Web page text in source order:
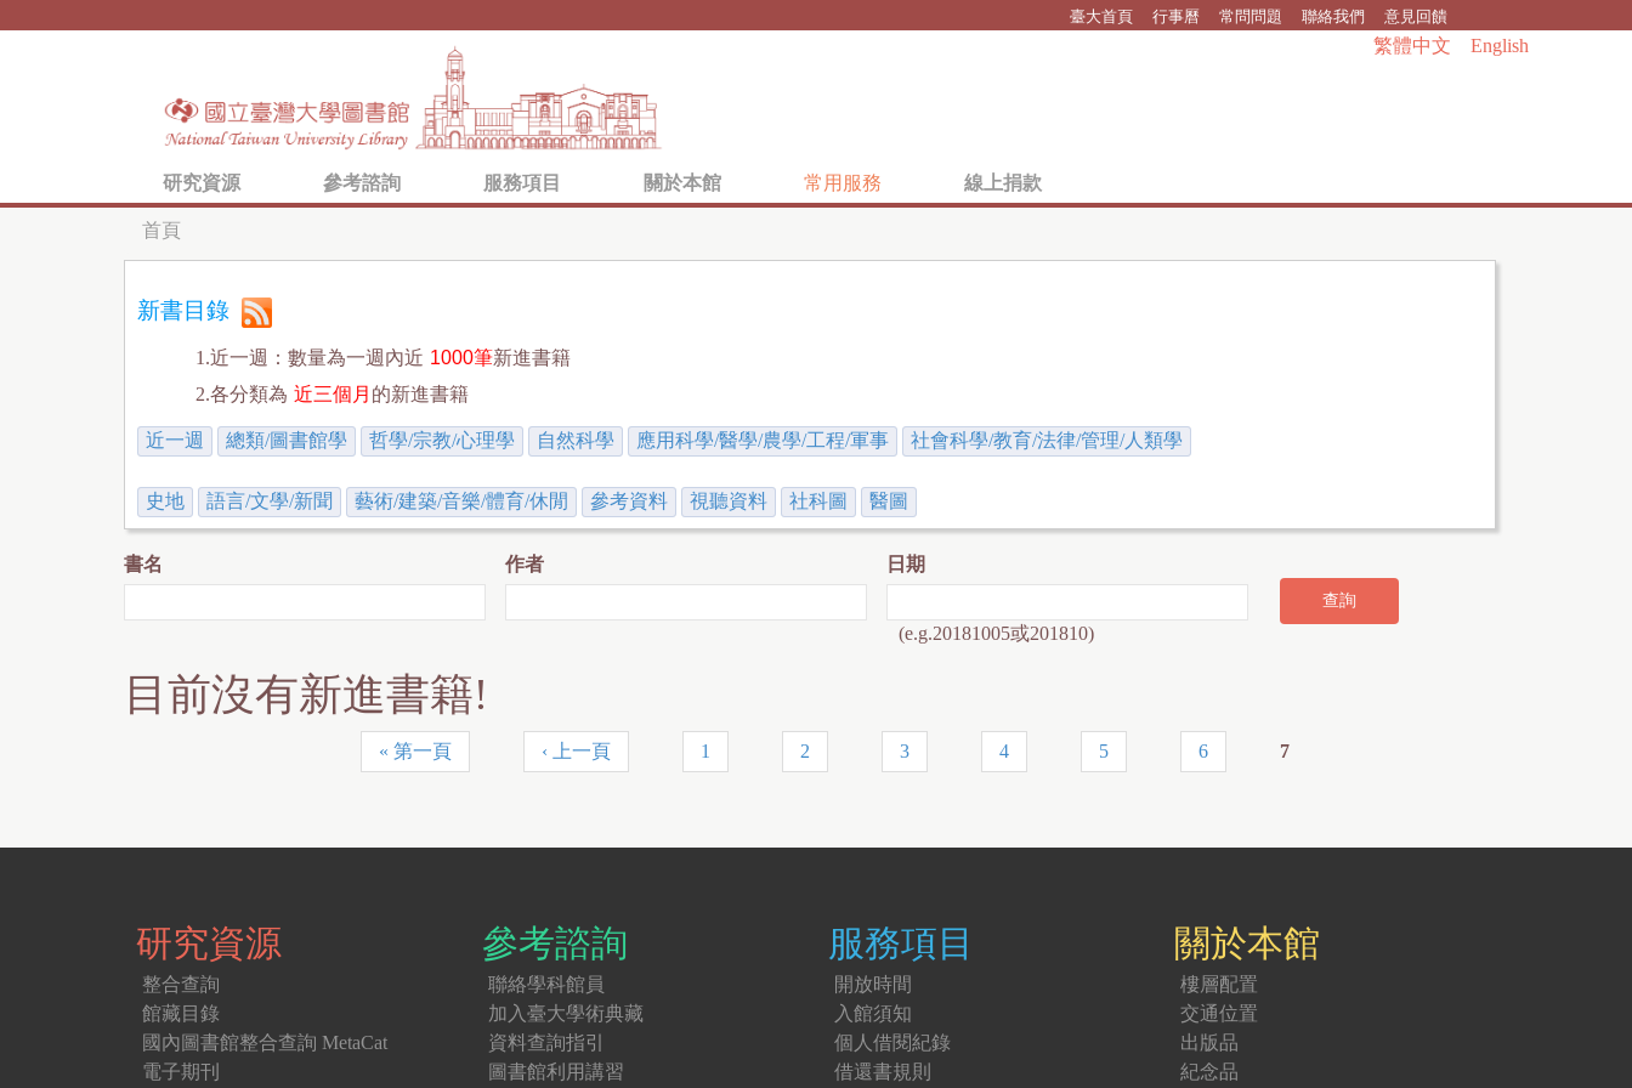
臺大首頁 行事曆 常問問題 聯絡我們 意見回饋
繁體中文 English
研究資源 參考諮詢 服務項目 關於本館 常用服務 線上捐款
您
在
首頁
新書目錄
1.近一週：數量為一週內近 1000筆新進書籍
2.各分類為 近三個月 的新進書籍
近一週 總類/圖書館學 哲學/宗教/心理學 自然科學 應用科學/醫學/農學/工程/軍事 社會科學/教育/法律/管理/人類學
史地 語言/文學/新聞 藝術/建築/音樂/體育/休閒 參考資料 視聽資料 社科圖 醫圖
書名 作者 日期
(e.g.20181005或201810)
目前沒有新進書籍!
« 第一頁 ‹ 上一頁 1 2 3 4 5 6 7
研究資源
整合查詢
館藏目錄
國內圖書館整合查詢 MetaCat
電子期刊
參考諮詢
聯絡學科館員
加入臺大學術典藏
資料查詢指引
圖書館利用講習
服務項目
開放時間
入館須知
個人借閱紀錄
借還書規則
關於本館
樓層配置
交通位置
出版品
紀念品